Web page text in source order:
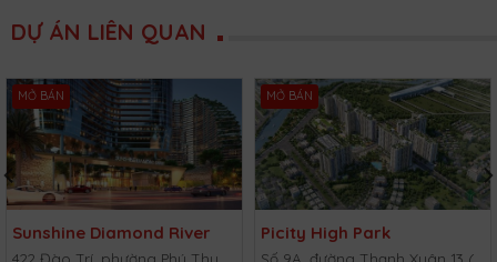
DỰ ÁN LIÊN QUAN
MỞ BÁN
Sunshine Diamond River
MỞ BÁN
Picity High Park